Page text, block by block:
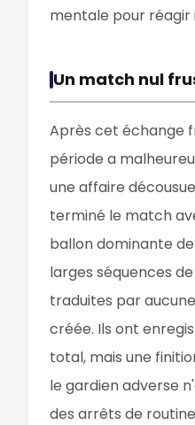
mentale pour
Un match nul
Après cet échange
période a
une affaire
terminé le match
ballon dominante de
larges séquences
traduites par
créée. Ils ont
total, mais une
le gardien adverse
des arrêts de